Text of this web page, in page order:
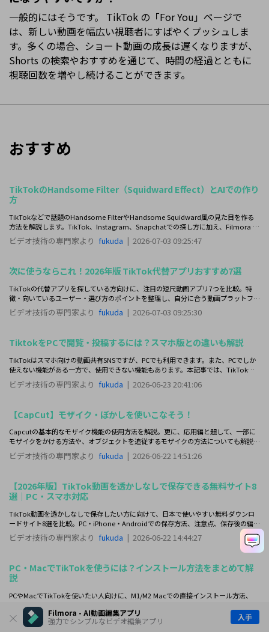
Filmora - AI動画編集アプリ
強力でシンプルなビデオ編集アプリ
入手
一般的にはそうです。 TikTok の「For You」ページで
は、新しい動画を幅広い視聴者にすばやくプッシュしま
す。多くの場合、ショート動画の成長は遅くなりますが、
Shorts の検索やおすすめを通じて、時間の経過とともに
視聴回数を増やし続けることができます。
おすすめ
TikTokのHandsome Filter（Squidward Effect）とAIでの作り
方
TikTokなどで話題のHandsome FilterやHandsome Squidward風の見た目を作る
方法を解説します。TikTok、Instagram、Snapchatでの探し方に加え、Filmora AI
でより自然に仕上げる手順も紹介します。
ビデオ技術の専門家より fukuda | 2026-07-03 09:25:47
次に使うならこれ！2026年版 TikTok代替アプリおすすめ7選
TikTokの代替アプリを探している方向けに、注目の短尺動画アプリ7つを比較。特
徴・向いているユーザー・選び方のポイントを整理し、自分に合う動画プラットフォ
ームを見つけやすくします。
ビデオ技術の専門家より fukuda | 2026-07-03 09:25:30
TiktokをPCで閲覧・投稿するには？スマホ版との違いも解説
TikTokはスマホ向けの動画共有SNSですが、PCでも利用できます。また、PCでしか
使えない機能がある一方で、使用できない機能もあります。本記事では、TikTokを
PCで利用する方法や注意点、活用方法を紹介しますので参考にしてください
ビデオ技術の専門家より fukuda | 2026-06-23 20:41:06
【CapCut】モザイク・ぼかしを使いこなそう！
Capcutの基本的なモザイク機能の使用方法を解説。更に、応用編と題して、一部に
モザイクをかける方法や、オブジェクトを追従するモザイクの方法についても解説し
ます。CapCut使用時の注意点や、更に高度な動画編集をするための案についても紹
介します。
ビデオ技術の専門家より fukuda | 2026-06-22 14:51:26
【2026年版】TikTok動画を透かしなしで保存できる無料サイト8
選｜PC・スマホ対応
TikTok動画を透かしなしで保存したい方に向けて、日本で使いやすい無料ダウンロ
ードサイト8選を比較。PC・iPhone・Androidでの保存方法、注意点、保存後の編集
に便利なFilmoraの活用法までわかりやすく紹介します。
ビデオ技術の専門家より fukuda | 2026-06-22 14:44:27
PC・MacでTikTokを使うには？インストール方法をまとめて解
説
PCやMacでTikTokを使いたい人向けに、M1/M2 Macでの直接インストール方法、
Intel Mac・WindowsでBlueStacksを使う方法、ブラウザで手早く使う方法までまと
めて解説します。
ビデオ技術の専門家より fukuda | 2026-05-22 16:40:13